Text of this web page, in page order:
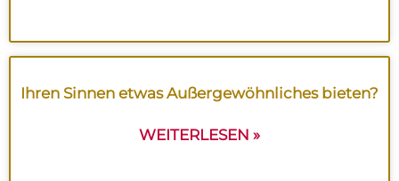
Ihren Sinnen etwas Außergewöhnliches bieten?
WEITERLESEN »